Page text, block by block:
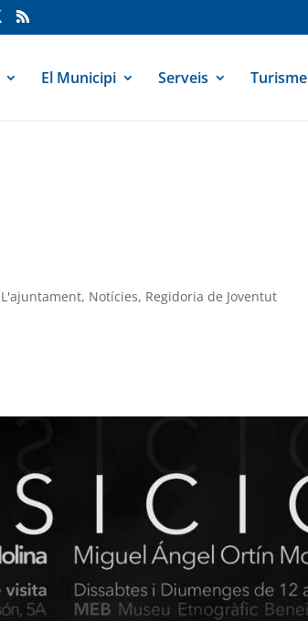
El Municipi Serveis Turisme
L'ajuntament, Notícies, Regidoria de Joventut